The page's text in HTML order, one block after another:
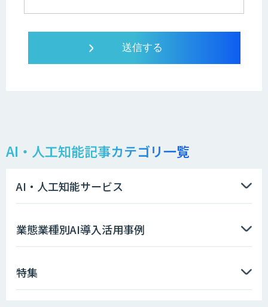
AI・人工知能記事カテゴリ一覧
AI・人工知能サービス
業態業種別AI導入活用事例
特集